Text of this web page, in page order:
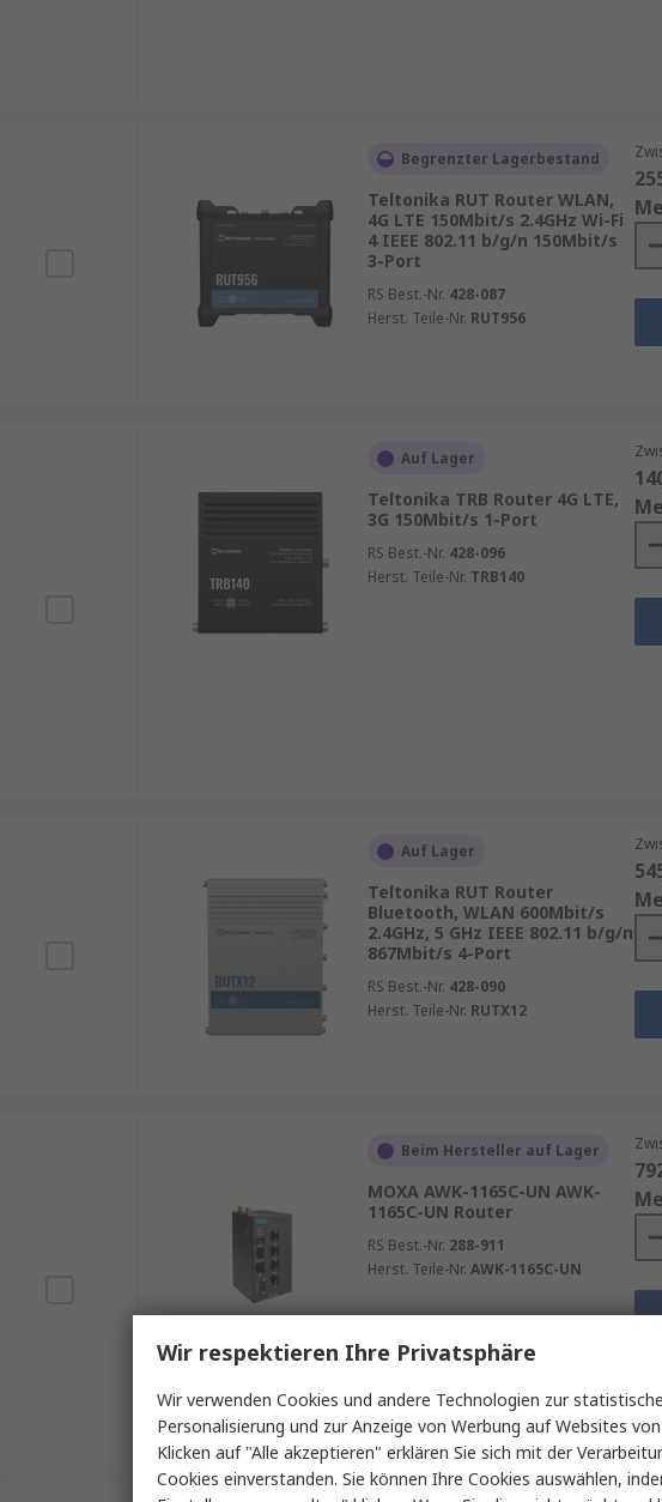
Begrenzter Lagerbestand
Teltonika RUT Router WLAN,
4G LTE 150Mbit/s 2.4GHz Wi-Fi
4 IEEE 802.11 b/g/n 150Mbit/s
3-Port
RS Best.-Nr. 428-087
Herst. Teile-Nr. RUT956
Auf Lager
Teltonika TRB Router 4G LTE,
3G 150Mbit/s 1-Port
RS Best.-Nr. 428-096
Herst. Teile-Nr. TRB140
Auf Lager
Teltonika RUT Router
Bluetooth, WLAN 600Mbit/s
2.4GHz, 5 GHz IEEE 802.11 b/g/n
867Mbit/s 4-Port
RS Best.-Nr. 428-090
Herst. Teile-Nr. RUTX12
Beim Hersteller auf Lager
MOXA AWK-1165C-UN AWK-
1165C-UN Router
RS Best.-Nr. 288-911
Herst. Teile-Nr. AWK-1165C-UN
Wir respektieren Ihre Privatsphäre
Wir verwenden Cookies und andere Technologien zur
Personalisierung und zur Anzeige von Werbung auf Websites
Klicken auf "Alle akzeptieren" erklären Sie sich mit der
Cookies einverstanden. Sie können Ihre Cookies auswählen,